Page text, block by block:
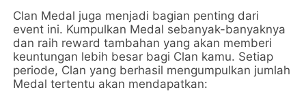
Clan Medal juga menjadi bagian penting dari
event ini. Kumpulkan Medal sebanyak-banyaknya
dan raih reward tambahan yang akan memberi
keuntungan lebih besar bagi Clan kamu. Setiap
periode, Clan yang berhasil mengumpulkan jumlah
Medal tertentu akan mendapatkan: